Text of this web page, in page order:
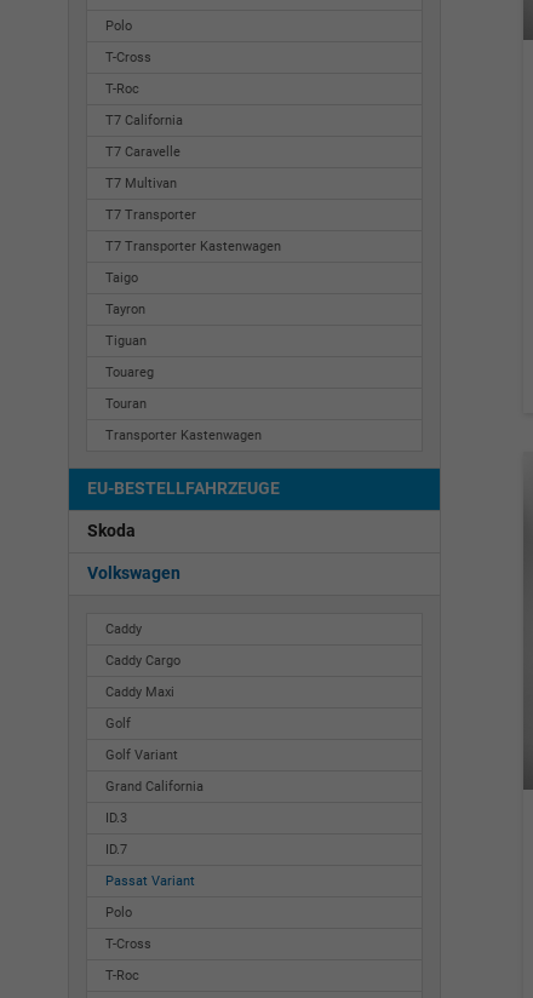
Polo
T-Cross
T-Roc
T7 California
T7 Caravelle
T7 Multivan
T7 Transporter
T7 Transporter Kastenwagen
Taigo
Tayron
Tiguan
Touareg
Touran
Transporter Kastenwagen
EU-BESTELLFAHRZEUGE
Skoda
Volkswagen
Caddy
Caddy Cargo
Caddy Maxi
Golf
Golf Variant
Grand California
ID.3
ID.7
Passat Variant
Polo
T-Cross
T-Roc